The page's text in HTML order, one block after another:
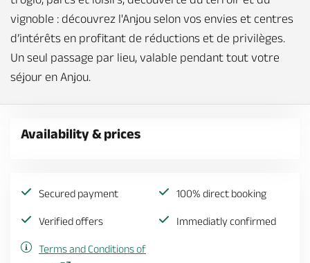
vignoble : découvrez l'Anjou selon vos envies et centres
d’intérêts en profitant de réductions et de privilèges.
Un seul passage par lieu, valable pendant tout votre
séjour en Anjou.
Availability & prices
Secured payment 100% direct booking
Verified offers Immediatly confirmed
Terms and Conditions of